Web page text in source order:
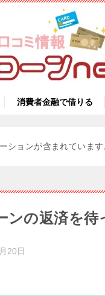
消費者金融で借りる
ションが含まれています
ンの返済を
20日